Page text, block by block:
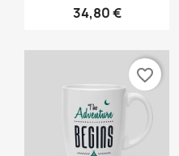
34,80 €
favorite_border